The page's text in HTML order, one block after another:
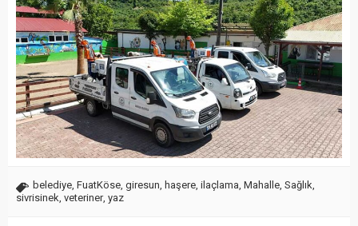
belediye FuatKöse giresun haşere ilaçlama Mahalle Sağlık
sivrisinek veteriner, yaz